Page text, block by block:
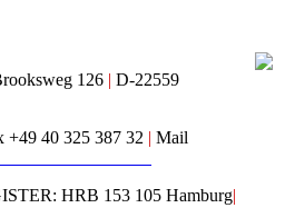
126 | D-22559
+49 40 325 387 32 | Mail
HRB 153 105 Hamburg|